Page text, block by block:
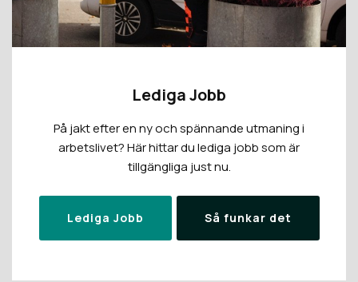
Lediga Jobb
På jakt efter en ny och spännande utmaning i
arbetslivet? Här hittar du lediga jobb som är
tillgängliga just nu.
Lediga Jobb Så funkar det